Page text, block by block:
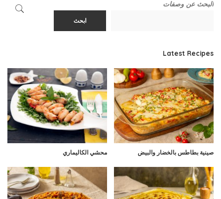
البحث عن وصفات
ابحث
Latest Recipes
صينية بطاطس بالخضار والبيض محشي الكاليماري